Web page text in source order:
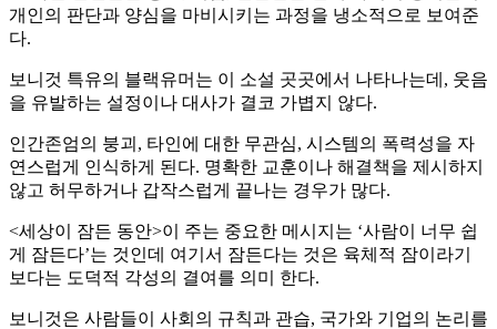
개인의 판단과 양심을 마비시키는 과정을 냉소적으로 보여준
다.
보니것 특유의 블랙유머는 이 소설 곳곳에서 나타나는데, 웃음
을 유발하는 설정이나 대사가 결코 가볍지 않다.
인간존엄의 붕괴, 타인에 대한 무관심, 시스템의 폭력성을 자
연스럽게 인식하게 된다. 명확한 교훈이나 해결책을 제시하지
않고 허무하거나 갑작스럽게 끝나는 경우가 많다.
<세상이 잠든 동안>이 주는 중요한 메시지는 ‘사람이 너무 쉽
게 잠든다’는 것인데 여기서 잠든다는 것은 육체적 잠이라기
보다는 도덕적 각성의 결여를 의미 한다.
보니것은 사람들이 사회의 규칙과 관습, 국가와 기업의 논리를